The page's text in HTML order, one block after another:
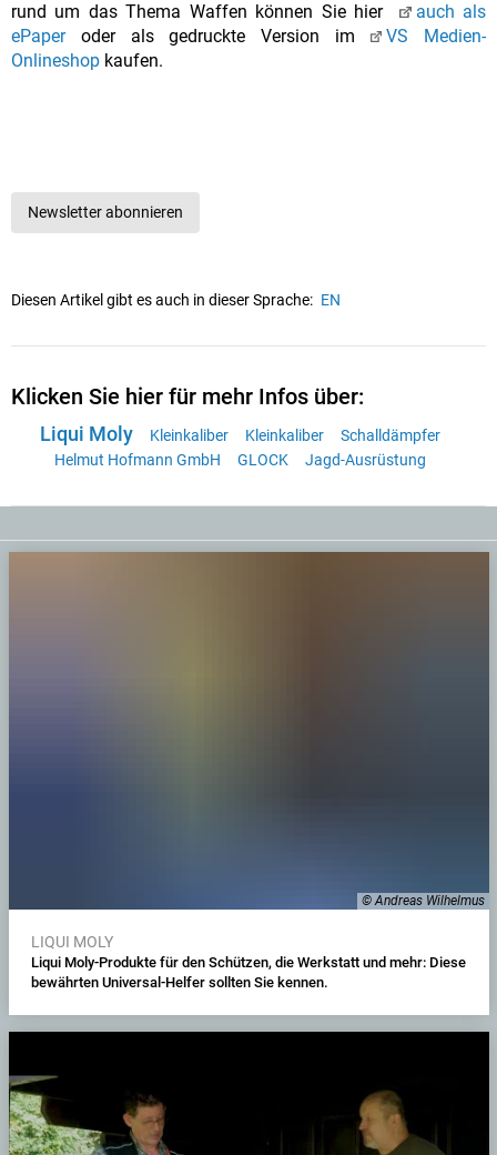
rund um das Thema Waffen können Sie hier
auch als
ePaper oder als gedruckte Version im
VS Medien-
Onlineshop kaufen.
Newsletter abonnieren
Diesen Artikel gibt es auch in dieser Sprache: EN
Klicken Sie hier für mehr Infos über:
Liqui Moly Kleinkaliber Kleinkaliber
Schalldämpfer
Helmut Hofmann GmbH
GLOCK Jagd-Ausrüstung
© Andreas Wilhelmus
LIQUI MOLY
Liqui Moly-Produkte für den Schützen, die Werkstatt und mehr: Diese
bewährten Universal-Helfer sollten Sie kennen.